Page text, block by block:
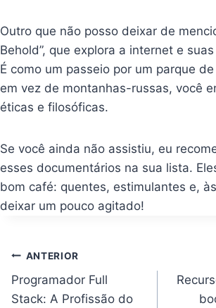
Outro que não posso deixar de
Behold”, que explora a internet e
É como um passeio por um parque
em vez de montanhas-russas, você
éticas e filosóficas.
Se você ainda não assistiu, eu
esses documentários na sua lista.
bom café: quentes, estimulantes e,
deixar um pouco agitado!
Navegação
Post
ANTERIOR
Programador Full
Stack: A Profissão do